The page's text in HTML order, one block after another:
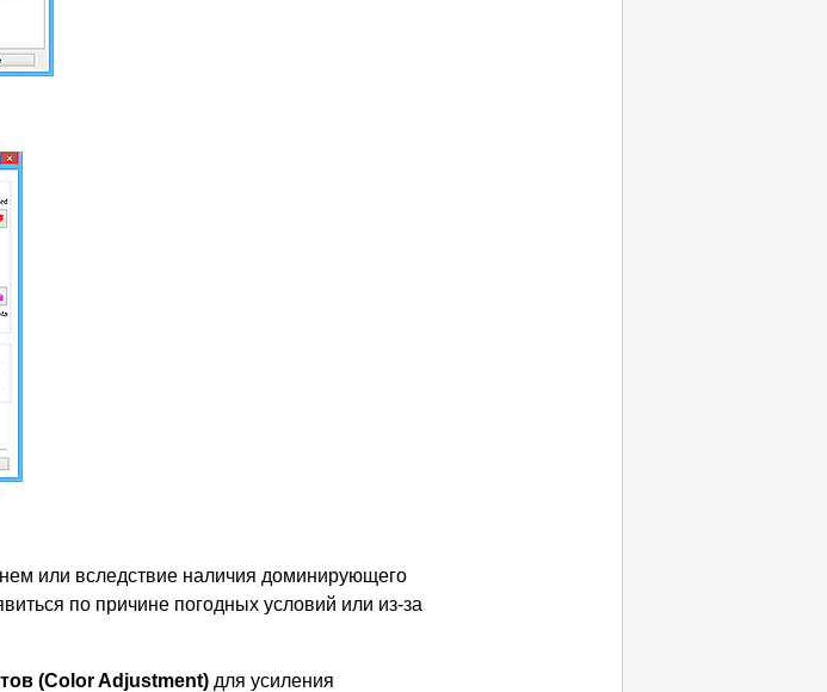
или вследствие наличия доминирующего
по причине погодных условий или из-за
(Color Adjustment) для усиления